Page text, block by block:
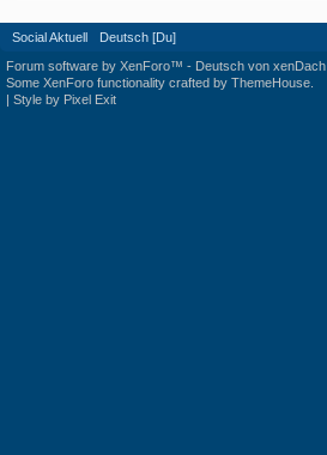
Social Aktuell Deutsch [Du]
Forum software by XenForo™ - Deutsch von xenDach
Some XenForo functionality crafted by ThemeHouse
| Style by Pixel Exit